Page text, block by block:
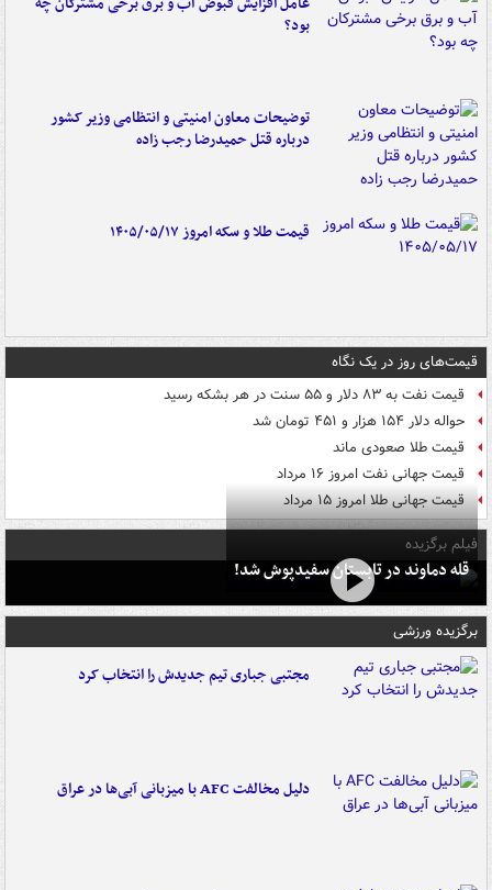
بود؟
توضیحات معاون امنیتی و انتظامی وزیر کشور
درباره قتل حمیدرضا رجب زاده
قیمت طلا و سکه امروز ۱۴۰۵/۰۵/۱۷
قیمت‌های روز در یک نگاه
قیمت نفت به ۸۳ دلار و ۵۵ سنت در هر بشکه رسید
حواله دلار ۱۵۴ هزار و ۴۵۱ تومان شد
قیمت طلا صعودی ماند
قیمت جهانی نفت امروز ۱۶ مرداد
قیمت جهانی طلا امروز ۱۵ مرداد
فیلم برگزیده
قله دماوند در تابستان سفیدپوش شد!
برگزیده ورزشی
مجتبی جباری تیم جدیدش را انتخاب کرد
دلیل مخالفت AFC با میزبانی آبی‌ها در عراق